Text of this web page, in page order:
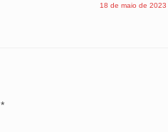
18 de maio de 2023
*